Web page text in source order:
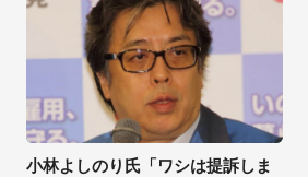
小林よしのり氏「ワシは提訴しま